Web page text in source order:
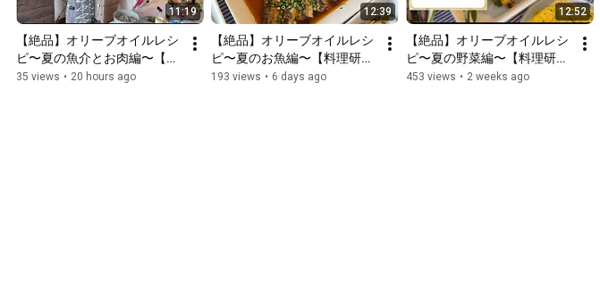
11:19
【絶品】オリーブオイルレシ
ピ〜夏の魚介とお肉編〜【料
理研究家 黒田千晴さん】
35 views • 20 hours ago
12:39
【絶品】オリーブオイルレシ
ピ〜夏のお魚編〜【料理研究
家 黒田千晴さん】
193 views • 6 days ago
12:52
【絶品】オリーブオイルレシ
ピ〜夏の野菜編〜【料理研究
家 黒田千晴さん】
453 views • 2 weeks ago